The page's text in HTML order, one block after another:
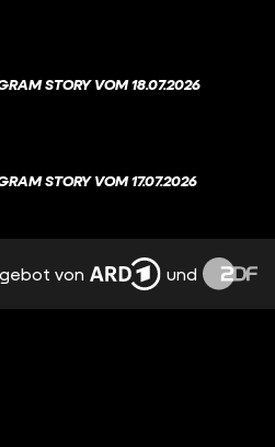
STORY VOM 18.07.2026
STORY VOM 17.07.2026
STORY VOM 16.07.2026
von und